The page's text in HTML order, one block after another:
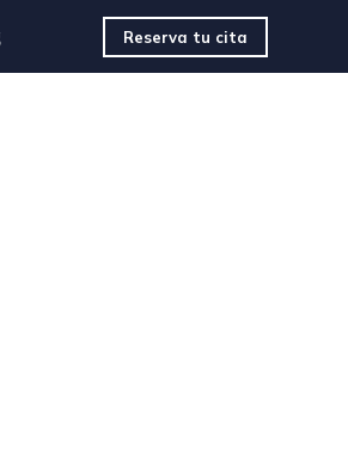
Reserva tu cita